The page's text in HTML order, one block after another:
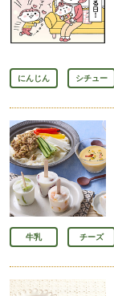
にんじん シチュー
牛乳 チーズ